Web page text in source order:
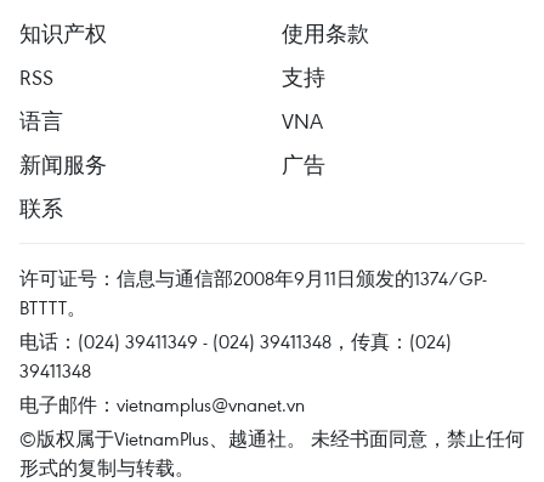
知识产权
使用条款
RSS
支持
语言
VNA
新闻服务
广告
联系
许可证号：信息与通信部2008年9月11日颁发的1374/GP-
BTTTT。
电话：(024) 39411349 - (024) 39411348，传真：(024)
39411348
电子邮件： vietnamplus@vnanet.vn
©版权属于VietnamPlus、越通社。 未经书面同意，禁止任何
形式的复制与转载。